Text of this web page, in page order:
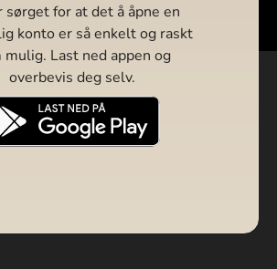
sørget for at det å åpne en
konto er så enkelt og raskt
mulig. Last ned appen og
overbevis deg selv.